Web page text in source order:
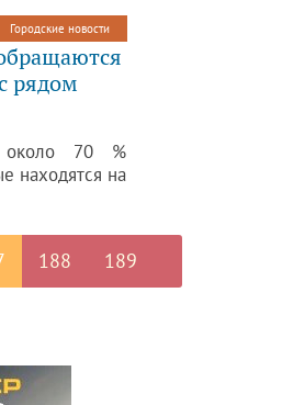
16 г. Пушкин
Городские новости
рядом
70 %
находятся на
188 189